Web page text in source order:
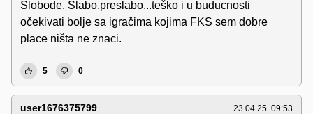
Slobode. Slabo,preslabo...teško i u buducnosti
očekivati bolje sa igračima kojima FKS sem dobre
place ništa ne znaci.
5 0
user1676375799 23.04.25. 09:53